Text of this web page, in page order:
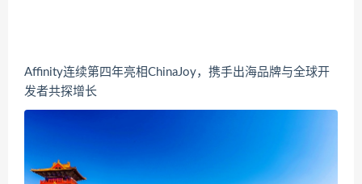
Affinity连续第四年亮相ChinaJoy，携手出海品牌与全球开
发者共探增长